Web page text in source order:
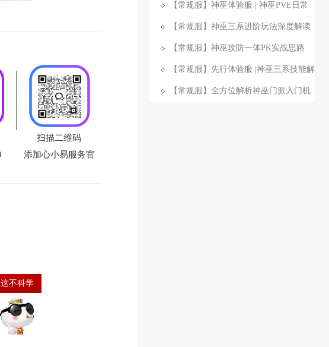
扫描二维码
添加心小易服务官
这不科学
时装免费拿！
【常规服】神巫体验服 | 神巫PVE日常
实战
【常规服】神巫三系进阶玩法深度解读
【常规服】神巫攻防一体PK实战思路
【常规服】先行体验服 |神巫三系技能解
析【常规服】全方位解析神巫门派入门机